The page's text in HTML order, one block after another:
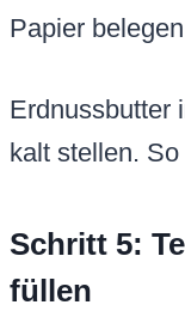
Papier
Erdnussbutter
kalt stellen.
Schritt 5:
füllen